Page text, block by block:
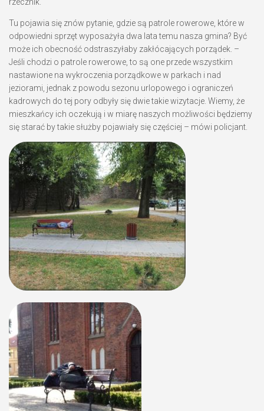
Tu pojawia się znów pytanie, gdzie są patrole rowerowe, które w
odpowiedni sprzęt wyposażyła dwa lata temu nasza gmina? Być
może ich obecność odstraszyłaby zakłócających porządek. –
Jeśli chodzi o patrole rowerowe, to są one przede wszystkim
nastawione na wykroczenia porządkowe w parkach i nad
jeziorami, jednak z powodu sezonu urlopowego i ograniczeń
kadrowych do tej pory odbyły się dwie takie wizytacje. Wiemy, że
mieszkańcy ich oczekują i w miarę naszych możliwości będziemy
się starać by takie służby pojawiały się częściej – mówi policjant.